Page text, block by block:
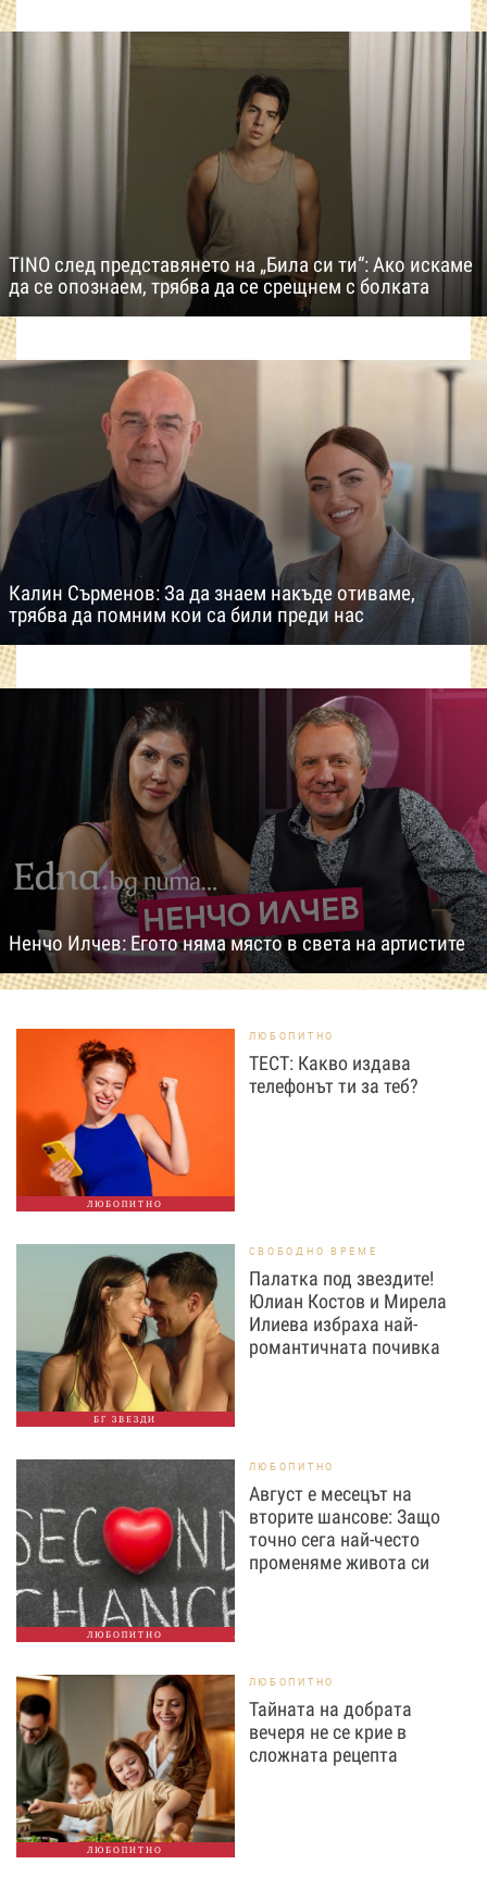
TINO след представянето на „Била си ти“: Ако искаме
да се опознаем, трябва да се срещнем с болката
Калин Сърменов: За да знаем накъде отиваме,
трябва да помним кои са били преди нас
Ненчо Илчев: Егото няма място в света на артистите
ЛЮБОПИТНО
ЛЮБОПИТНО
ТЕСТ: Какво издава
телефонът ти за теб?
БГ ЗВЕЗДИ
СВОБОДНО ВРЕМЕ
Палатка под звездите!
Юлиан Костов и Мирела
Илиева избраха най-
романтичната почивка
ЛЮБОПИТНО
ЛЮБОПИТНО
Август е месецът на
вторите шансове: Защо
точно сега най-често
променяме живота си
ЛЮБОПИТНО
ЛЮБОПИТНО
Тайната на добрата
вечеря не се крие в
сложната рецепта